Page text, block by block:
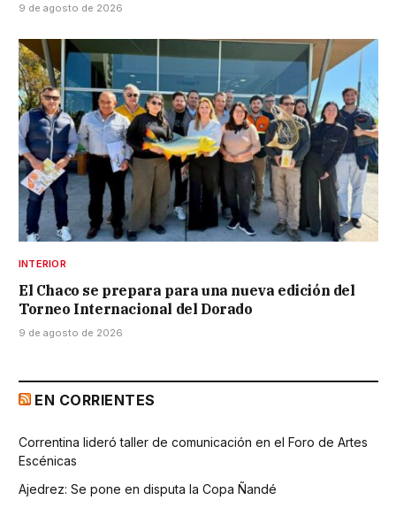
9 de agosto de 2026
INTERIOR
El Chaco se prepara para una nueva edición del
Torneo Internacional del Dorado
9 de agosto de 2026
EN CORRIENTES
Correntina lideró taller de comunicación en el Foro de Artes
Escénicas
Ajedrez: Se pone en disputa la Copa Ñandé